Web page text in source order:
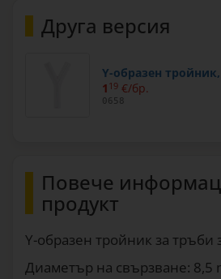
Друга версия
Y-образен
1 19 €/бр.
0658
Повече
продукт
Y-образен тройник за тръби
Диаметър на свързване: 8,5